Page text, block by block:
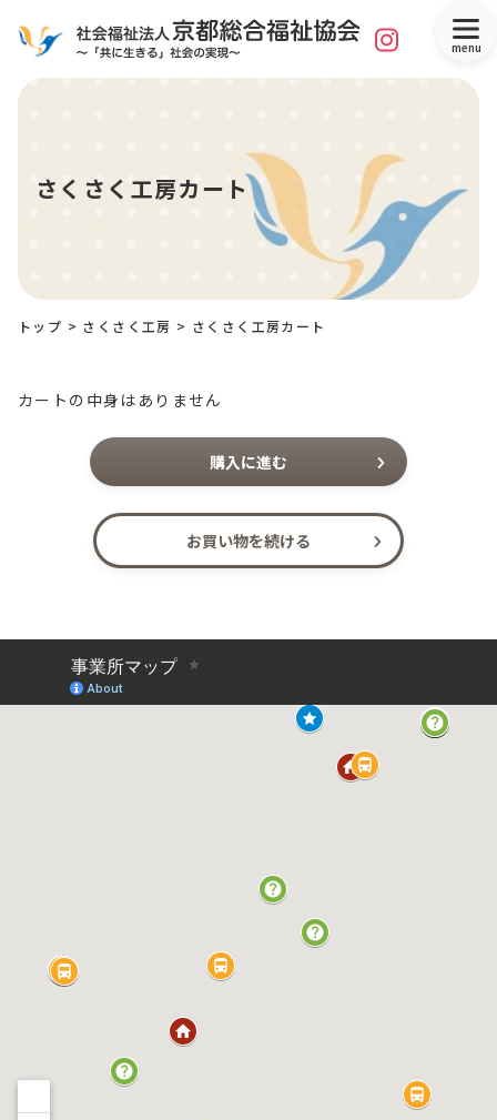
menu
さくさく工房カート
トップ > さくさく工房 > さくさく工房カート
カートの中身はありません
購入に進む
お買い物を続ける